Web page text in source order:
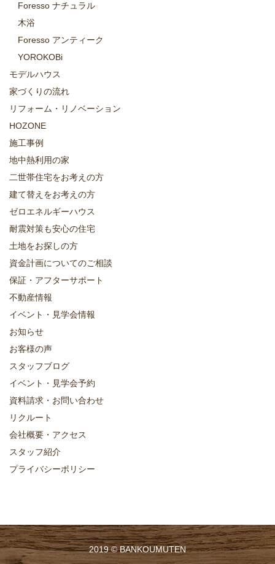
Foresso ナチュラル
木浴
Foresso アンティーク
YOROKOBi
モデルハウス
家づくりの流れ
リフォーム・リノベーション
HOZONE
施工事例
地中熱利用の家
二世帯住宅をお考えの方
建て替えをお考えの方
ゼロエネルギーハウス
耐震対策も安心の住宅
土地をお探しの方
資金計画についてのご相談
保証・アフターサポート
不動産情報
イベント・見学会情報
お知らせ
お客様の声
スタッフブログ
イベント・見学会予約
資料請求・お問い合わせ
リクルート
会社概要・アクセス
スタッフ紹介
プライバシーポリシー
2019 ©BANKOUMUTEN